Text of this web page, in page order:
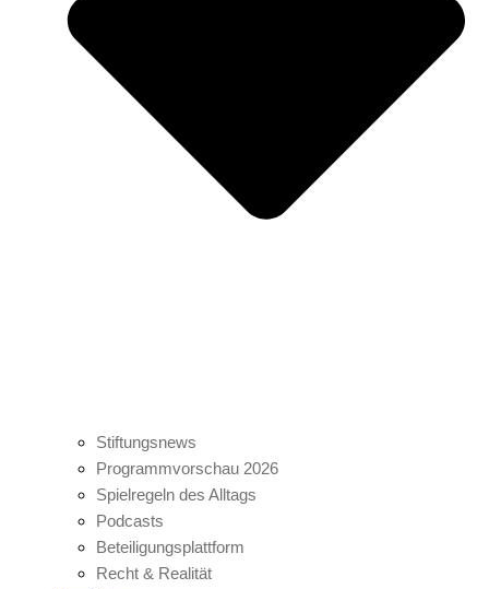
Stiftungsnews
Programmvorschau 2026
Spielregeln des Alltags
Podcasts
Beteiligungsplattform
Recht & Realität